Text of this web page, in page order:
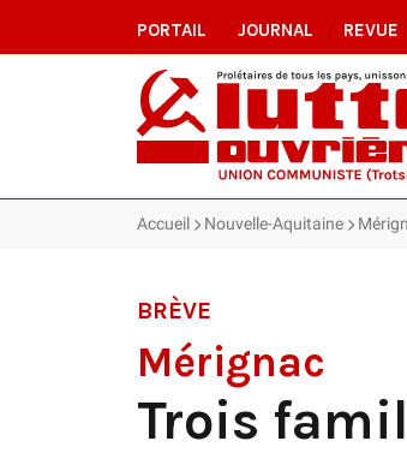
PORTAIL JOURNAL REVUE
Accueil Nouvelle-Aquitaine
BRÈVE
Mérignac
Trois